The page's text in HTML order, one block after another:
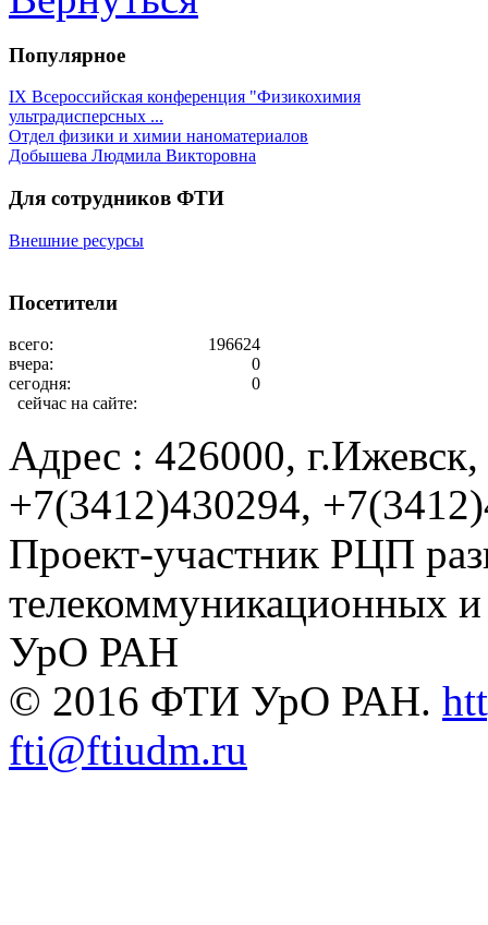
Популярное
IX Всероссийская конференция "Физикохимия
ультрадисперсных ...
Отдел физики и химии наноматериалов
Добышева Людмила Викторовна
Для сотрудников ФТИ
Внешние ресурсы
Посетители
всего:
196624
вчера:
0
сегодня:
0
сейчас на сайте:
Адрес : 426000,
+7(3412)430294,
Проект-участник РЦП
телекоммуникационных
УрО РАН
© 2016 ФТИ УрО РАН.
fti@ftiudm.ru